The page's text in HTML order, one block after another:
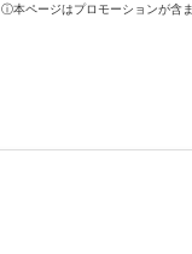
ⓘ本ページはプロモーションが含